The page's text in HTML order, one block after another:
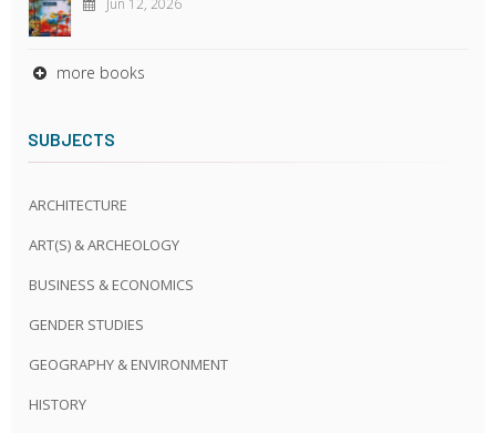
Jun 12, 2026
more books
SUBJECTS
ARCHITECTURE
ART(S) & ARCHEOLOGY
BUSINESS & ECONOMICS
GENDER STUDIES
GEOGRAPHY & ENVIRONMENT
HISTORY